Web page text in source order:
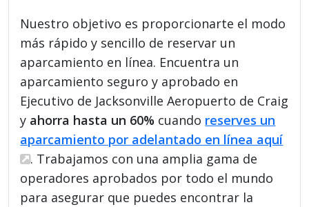
Nuestro objetivo es proporcionarte el modo
más rápido y sencillo de reservar un
aparcamiento en línea. Encuentra un
aparcamiento seguro y aprobado en
Ejecutivo de Jacksonville Aeropuerto de Craig
y ahorra hasta un 60% cuando reserves un
aparcamiento por adelantado en línea aquí
. Trabajamos con una amplia gama de
operadores aprobados por todo el mundo
para asegurar que puedes encontrar la